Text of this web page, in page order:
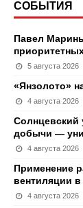
СОБЫТИЯ
Павел
5 августа 2026
«Янзолото»
4 августа 2026
Солнцевский
добычи —
4 августа 2026
Применение
вентиляции
4 августа 2026